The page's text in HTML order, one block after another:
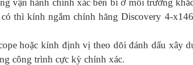
vận hành chính xác bền bỉ ở môi trường
thì kính ngắm chính hãng Discovery 4-
hoặc kính định vị theo dõi đánh dấu xây
công trình cực kỳ chính xác.